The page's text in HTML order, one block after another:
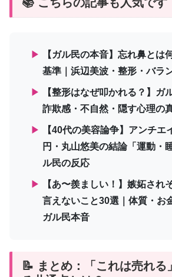
▶
【ガル民の本音】忘れ鼻とは
基準｜浜辺美波・整形・バラ
▶
【整形はなぜ叩かれる？】ガ
詐欺感・不自然・隠す心理の
▶
【40代の美容論争】アンチエ
円・丸山悠美の結論「運動・
ル民の反応
▶
【あ〜羨ましい！】嫉妬され
言えないこと30選｜体質・お
ガル民本音
📝 まとめ：「これは売れる